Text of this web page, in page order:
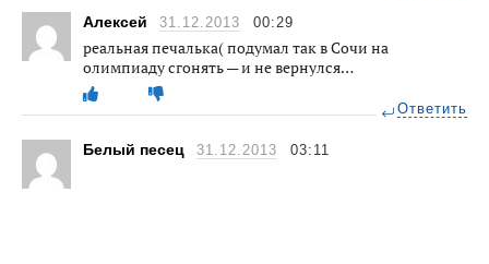
Алексей 31.12.2013 00:29
реальная печалька( подумал так в Сочи на
олимпиаду сгонять — и не вернулся…
Ответить
Белый песец 31.12.2013 03:11